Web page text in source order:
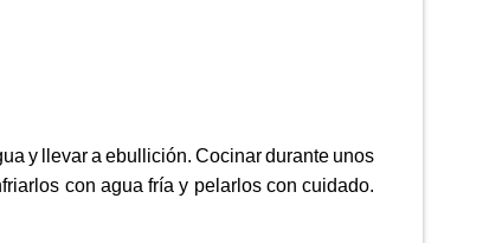
y llevar a ebullición. Cocinar durante unos
con agua fría y pelarlos con cuidado.